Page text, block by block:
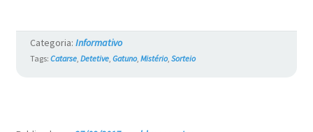
Categoria: Informativo
Tags: Catarse, Detetive, Gatuno, Mistério, Sorteio